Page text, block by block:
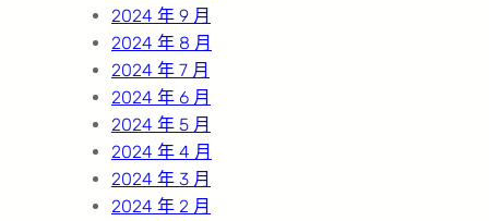
2024 年 9 月
2024 年 8 月
2024 年 7 月
2024 年 6 月
2024 年 5 月
2024 年 4 月
2024 年 3 月
2024 年 2 月